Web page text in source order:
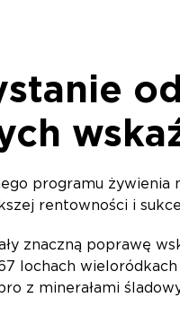
programu
rentowności i
znaczną poprawę
lochach
z minerałami